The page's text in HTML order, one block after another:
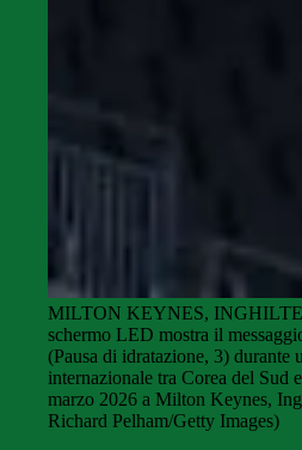
MILTON KEYNES,
schermo LED mostra il
(Pausa di idratazione, 3) durante
internazionale tra Corea del Sud
marzo 2026 a Milton Keynes,
Richard Pelham/Getty Images)